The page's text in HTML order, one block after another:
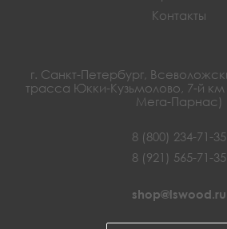
Контакты
г. Санкт-Петербург,
трасса Юкки-Кузьмолово, 7-й км
Мега-Парнас)
8 (800) 234-71-35
8 (921) 565-71-35
shop@lswood.ru